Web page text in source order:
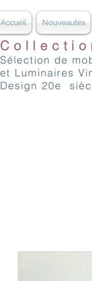
Accueil Nouveautés
Sélection de
et Luminaires
Design 20e